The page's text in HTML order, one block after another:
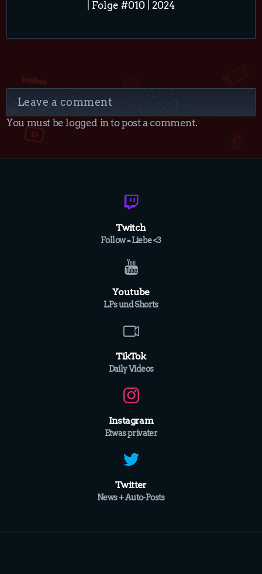
| Folge #010 | 2024
Leave a comment
You must be logged in to post a comment.
Twitch
Follow = Liebe <3
Youtube
LPs und Shorts
TikTok
Daily Videos
Instagram
Etwas privater
Twitter
News + Auto-Posts